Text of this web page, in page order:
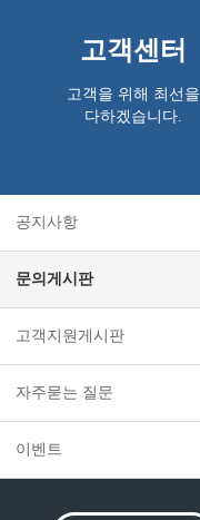
고객센터
고객을 위해 최선을
다하겠습니다.
공지사항
문의게시판
고객지원게시판
자주묻는 질문
이벤트